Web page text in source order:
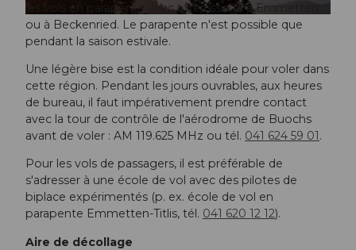
© CC-BY
les vols en parapente avec atterrissage à Emmetten
ou à Beckenried. Le parapente n'est possible que
pendant la saison estivale.
Une légère bise est la condition idéale pour voler dans
cette région. Pendant les jours ouvrables, aux heures
de bureau, il faut impérativement prendre contact
avec la tour de contrôle de l'aérodrome de Buochs
avant de voler : AM 119.625 MHz ou tél. 041 624 59 01 .
Pour les vols de passagers, il est préférable de
s'adresser à une école de vol avec des pilotes de
biplace expérimentés (p. ex. école de vol en
parapente Emmetten-Titlis, tél. 041 620 12 12).
Aire de décollage